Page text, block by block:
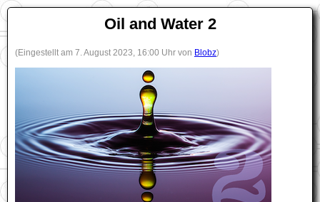
Oil and Water 2
(Eingestellt am 7. August 2023, 16:00 Uhr von Blobz)